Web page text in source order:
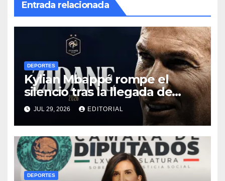
Entrada relacionada
DEPORTES
Kylian Mbappé rompe el
silencio tras la llegada de
Zinedine Zidane a la
selección de Francia
JUL 29, 2026 EDITORIAL
DEPORTES